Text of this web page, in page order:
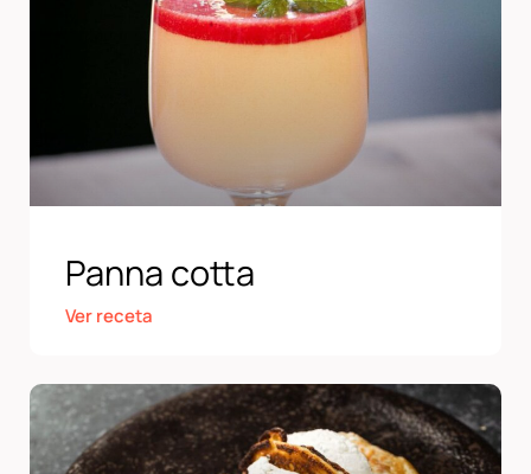
Panna cotta
Ver receta